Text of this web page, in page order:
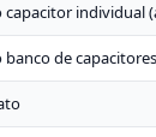
capacitor individual
de